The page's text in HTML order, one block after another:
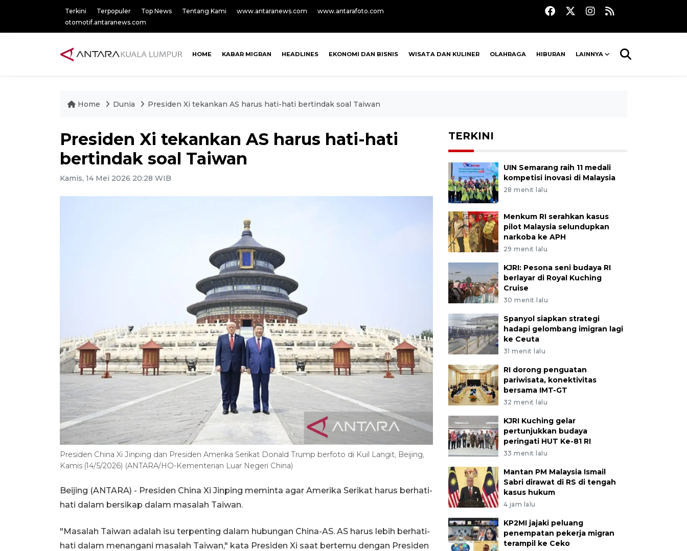
Terkini Terpopuler Top News Tentang Kami www.antaranews.com
www.antarafoto.com
otomotif.antaranews.com
HOME KABAR MIGRAN HEADLINES EKONOMI DAN BISNIS WISATA DAN KULINER OLAHRAGA HIBURAN LAINNYA
Home Dunia Presiden Xi tekankan AS harus hati-hati bertindak soal Taiwan
Presiden Xi tekankan AS harus hati-hati
bertindak soal Taiwan
Kamis, 14 Mei 2026 20:28 WIB
Presiden China Xi Jinping dan Presiden Amerika Serikat Donald Trump berfoto di Kuil Langit, Beijing,
Kamis (14/5/2026) (ANTARA/HO-Kementerian Luar Negeri China)
Beijing (ANTARA) - Presiden China Xi Jinping meminta agar Amerika Serikat harus berhati-
hati dalam bersikap dalam masalah Taiwan.
"Masalah Taiwan adalah isu terpenting dalam hubungan China-AS. AS harus lebih berhati-
hati dalam menangani masalah Taiwan," kata Presiden Xi saat bertemu dengan Presiden
TERKINI
UIN Semarang raih 11 medali
kompetisi inovasi di Malaysia
28 menit lalu
Menkum RI serahkan kasus
pilot Malaysia selundupkan
narkoba ke APH
29 menit lalu
KJRI: Pesona seni budaya RI
berlayar di Royal Kuching
Cruise
30 menit lalu
Spanyol siapkan strategi
hadapi gelombang imigran lagi
ke Ceuta
31 menit lalu
RI dorong penguatan
pariwisata, konektivitas
bersama IMT-GT
32 menit lalu
KJRI Kuching gelar
pertunjukkan budaya
peringati HUT Ke-81 RI
33 menit lalu
Mantan PM Malaysia Ismail
Sabri dirawat di RS di tengah
kasus hukum
4 jam lalu
KP2MI jajaki peluang
penempatan pekerja migran
terampil ke Ceko